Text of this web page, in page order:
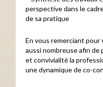
perspective dans le
de sa pratique
En vous remerciant
aussi nombreuse afin
et convivialité la
une dynamique de co-